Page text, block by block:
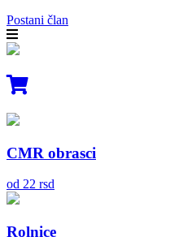
Postani član
CMR obrasci
od 22 rsd
Rolnice